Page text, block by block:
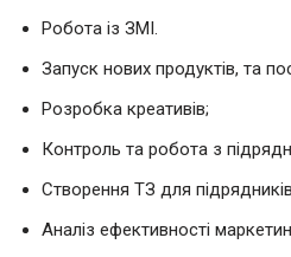
Робота із ЗМІ.
Запуск нових продуктів, та
Розробка креативів;
Контроль та робота з
Створення ТЗ для
Аналіз ефективності